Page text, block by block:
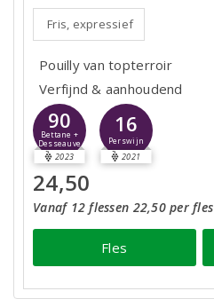
Fris, expressief
Pouilly van topterroir
Verfijnd & aanhoudend
90
Bettane +
Desseauve
2023
16
Perswijn
2021
24,50
Vanaf 12 flessen 22,50 per fles
Fles